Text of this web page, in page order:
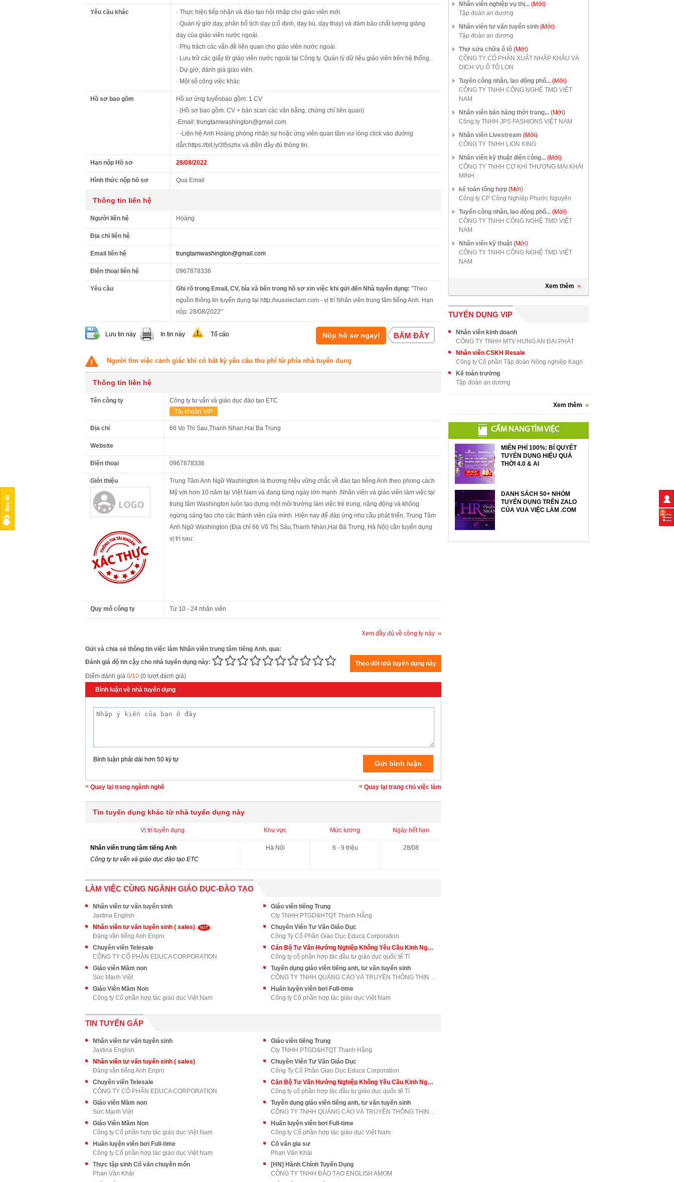
Yêu cầu khác
· Thực hiện tiếp nhận và đào tạo hội nhập cho giáo viên mới.
· Quản lý giờ dạy, phân bổ lịch dạy (cố định, dạy bù, dạy thay) và đảm bảo chất lượng giảng
dạy của giáo viên nước ngoài.
· Phụ trách các vấn đề liên quan cho giáo viên nước ngoài.
· Lưu trữ các giấy tờ giáo viên nước ngoài tại Công ty. Quản lý dữ liệu giáo viên trên hệ thống.
· Dự giờ, đánh giá giáo viên.
· Một số công việc khác
Hồ sơ bao gồm
Hồ sơ ứng tuyểnbao gồm: 1 CV
· (Hồ sơ bao gồm: CV + bản scan các văn bằng, chứng chỉ liên quan)
-Email: trungtamwashington@gmail.com
· -Liên hệ Anh Hoàng phòng nhân sự hoặc ứng viên quan tâm vui lòng click vào đường
dẫn:https://bit.ly/3t5szhx và điền đầy đủ thông tin.
Hạn nộp Hồ sơ 28/08/2022
Hình thức nộp hồ sơ Qua Email
Thông tin liên hệ
Người liên hệ Hoàng
Địa chỉ liên hệ
Email liên hệ trungtamwashington@gmail.com
Điện thoại liên hệ 0967878336
Yêu cầu Ghi rõ trong Email, CV, bìa và bên trong hồ sơ xin việc khi gửi đến Nhà tuyển dụng: "Theo
nguồn thông tin tuyển dụng tại http://vuavieclam.com - vị trí Nhân viên trung tâm tiếng Anh. Hạn
nộp: 28/08/2022"
Lưu tin này In tin này Tố cáo Nộp hồ sơ ngay! BẤM ĐÂY
Người tìm việc cảnh giác khi có bất kỳ yêu cầu thu phí từ phía nhà tuyển dụng
Thông tin liên hệ
Tên công ty
Công ty tư vấn và giáo dục đào tạo ETC
Tài khoản VIP
Địa chỉ 66 Vo Thi Sau,Thanh Nhan,Hai Ba Trung
Website
Điện thoại 0967878336
Giới thiệu
Trung Tâm Anh Ngữ Washington là thương hiệu vững chắc về đào tạo tiếng Anh theo phong cách
Mỹ với hơn 10 năm tại Việt Nam và đang từng ngày lớn mạnh .Nhân viên và giáo viên làm việc tại
trung tâm Washington luôn tạo dựng một môi trường làm việc trẻ trung, năng động và không
ngừng sáng tạo cho các thành viên của mình. Hiện nay để đáp ứng nhu cầu phát triển, Trung Tâm
Anh Ngữ Washington (Địa chỉ 66 Võ Thị Sáu,Thanh Nhàn,Hai Bà Trưng, Hà Nội) cần tuyển dụng
vị trí sau:
Quy mô công ty Từ 10 - 24 nhân viên
Xem đầy đủ về công ty này
Gửi và chia sẻ thông tin việc làm Nhân viên trung tâm tiếng Anh. qua:
Đánh giá độ tin cậy cho nhà tuyển dụng này:
Điểm đánh giá 0/10 (0 lượt đánh giá)
Bình luận về nhà tuyển dụng
Bình luận phải dài hơn 50 ký tự
Quay lại trang ngành nghề Quay lại trang chủ việc làm
Tin tuyển dụng khác từ nhà tuyển dụng này
Vị trí tuyển dụng Khu vực Mức lương Ngày hết hạn
Nhân viên trung tâm tiếng Anh
Công ty tư vấn và giáo dục đào tạo ETC
Hà Nội 6 - 9 triệu 28/08
LÀM VIỆC CÙNG NGÀNH GIÁO DỤC-ĐÀO TẠO
Nhân viên tư vấn tuyển sinh
Jaxtina English
Giáo viên tiếng Trung
Cty TNHH PTGD&HTQT Thanh Hằng
Nhân viên tư vấn tuyển sinh ( sales)
Đáng vần tiếng Anh Enpro
Chuyên Viên Tư Vấn Giáo Dục
Công Ty Cổ Phần Giao Dục Educa Corporation
Chuyên viên Telesale
CÔNG TY CỔ PHẦN EDUCA CORPORATION
Cán Bộ Tư Vấn Hướng Nghiệp Không Yêu Cầu Kinh Nghiệm
Công ty cổ phần hợp tác đầu tư giáo dục quốc tế Tí
Giáo viên Mầm non
Sức Mạnh Việt
Tuyển dụng giáo viên tiếng anh, tư vấn tuyển sinh
CÔNG TY TNHH QUẢNG CÁO VÀ TRUYỀN THÔNG THỊNH AN PH
Giáo Viên Mầm Non
Công ty Cổ phần hợp tác giáo dục Việt Nam
Huấn luyện viên bơi Full-time
Công ty Cổ phần hợp tác giáo dục Việt Nam
TIN TUYỂN GẤP
Nhân viên tư vấn tuyển sinh
Jaxtina English
Giáo viên tiếng Trung
Cty TNHH PTGD&HTQT Thanh Hằng
Nhân viên tư vấn tuyển sinh ( sales)
Đáng vần tiếng Anh Enpro
Chuyên Viên Tư Vấn Giáo Dục
Công Ty Cổ Phần Giao Dục Educa Corporation
Chuyên viên Telesale
CÔNG TY CỔ PHẦN EDUCA CORPORATION
Cán Bộ Tư Vấn Hướng Nghiệp Không Yêu Cầu Kinh Nghiệm
Công ty cổ phần hợp tác đầu tư giáo dục quốc tế Tí
Giáo viên Mầm non
Sức Mạnh Việt
Tuyển dụng giáo viên tiếng anh, tư vấn tuyển sinh
CÔNG TY TNHH QUẢNG CÁO VÀ TRUYỀN THÔNG THỊNH AN PH
Giáo Viên Mầm Non
Công ty Cổ phần hợp tác giáo dục Việt Nam
Huấn luyện viên bơi Full-time
Công ty Cổ phần hợp tác giáo dục Việt Nam
Huấn luyện viên bơi Full-time
Công ty Cổ phần hợp tác giáo dục Việt Nam
Cố vấn gia sư
Phan Văn Khải
Thực tập sinh Cố vấn chuyên môn
Phan Văn Khải
[HN] Hành Chính Tuyển Dụng
CÔNG TY TNHH ĐÀO TẠO ENGLISH AMOM
Nhân viên nghiệp vụ thị... (Mới)
Tập đoàn an dương
Nhân viên tư vấn tuyển sinh (Mới)
Tập đoàn an dương
Thợ sửa chữa ô tô (Mới)
CÔNG TY CỔ PHẦN XUẤT NHẬP KHẨU VÀ
DỊCH VỤ Ô TÔ LON
Tuyển công nhân, lao động phổ... (Mới)
CÔNG TY TNHH CÔNG NGHỆ TMD VIỆT
NAM
Nhân viên bán hàng thời trang... (Mới)
Công ty TNHH JPS FASHIONS VIỆT NAM
Nhân viên Livestream (Mới)
CÔNG TY TNHH LION KING
Nhân viên kỹ thuật điện công... (Mới)
CÔNG TY TNHH CƠ KHÍ THƯƠNG MẠI KHẢI
MINH
kế toán tổng hợp (Mới)
Công ty CP Công Nghiệp Phước Nguyên
Tuyển công nhân, lao động phổ... (Mới)
CÔNG TY TNHH CÔNG NGHỆ TMD VIỆT
NAM
Nhân viên kỹ thuật (Mới)
CÔNG TY TNHH CÔNG NGHỆ TMD VIỆT
NAM
Xem thêm
TUYỂN DỤNG VIP
Nhân viên kinh doanh
CÔNG TY TNHH MTV HƯNG AN ĐẠI PHÁT
Nhân viên CSKH Resale
Công ty Cổ phần Tập đoàn Nông nghiệp Kagri
Kế toán trưởng
Tập đoàn an dương
Xem thêm
CẨM NANG TÌM VIỆC
MIỄN PHÍ 100%: BÍ QUYẾT
TUYỂN DỤNG HIỆU QUẢ
THỜI 4.0 & AI
DANH SÁCH 50+ NHÓM
TUYỂN DỤNG TRÊN ZALO
CỦA VUA VIỆC LÀM .COM
1